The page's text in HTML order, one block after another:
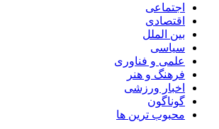
اجتماعی
اقتصادی
بین الملل
سیاسی
علمی و فناوری
فرهنگ و هنر
اخبار ورزشی
گوناگون
محبوب ترین ها